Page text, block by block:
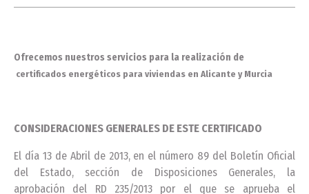
Ofrecemos nuestros servicios para la realización de
certificados energéticos para viviendas en Alicante y Murcia
CONSIDERACIONES GENERALES DE ESTE CERTIFICADO
El día 13 de Abril de 2013, en el número 89 del Boletín Oficial
del Estado, sección de Disposiciones Generales, la
aprobación del RD 235/2013 por el que se aprueba el